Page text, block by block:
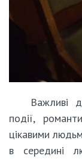
Важливі
події,
цікавими
в середині